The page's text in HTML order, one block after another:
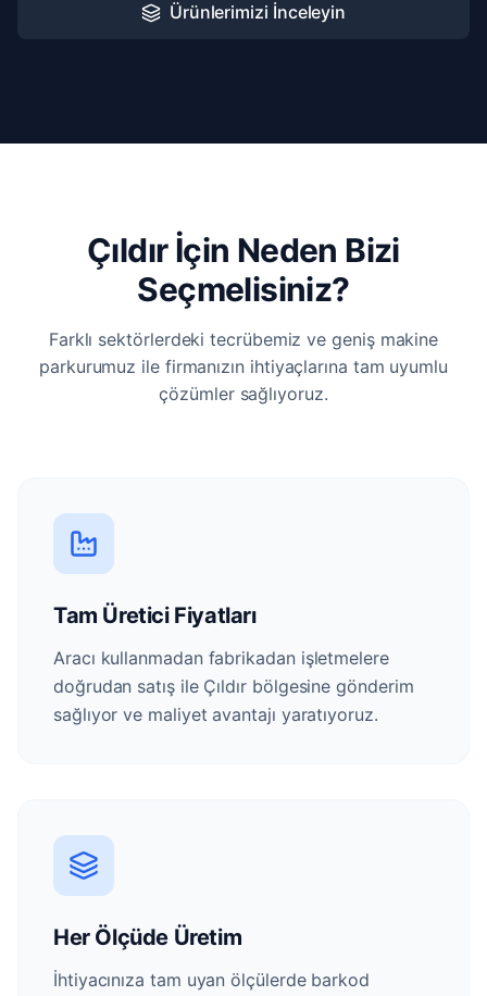
Ürünlerimizi İnceleyin
Çıldır İçin Neden Bizi
Seçmelisiniz?
Farklı sektörlerdeki tecrübemiz ve geniş makine
parkurumuz ile firmanızın ihtiyaçlarına tam uyumlu
çözümler sağlıyoruz.
Tam Üretici Fiyatları
Aracı kullanmadan fabrikadan işletmelere
doğrudan satış ile Çıldır bölgesine gönderim
sağlıyor ve maliyet avantajı yaratıyoruz.
Her Ölçüde Üretim
İhtiyacınıza tam uyan ölçülerde barkod